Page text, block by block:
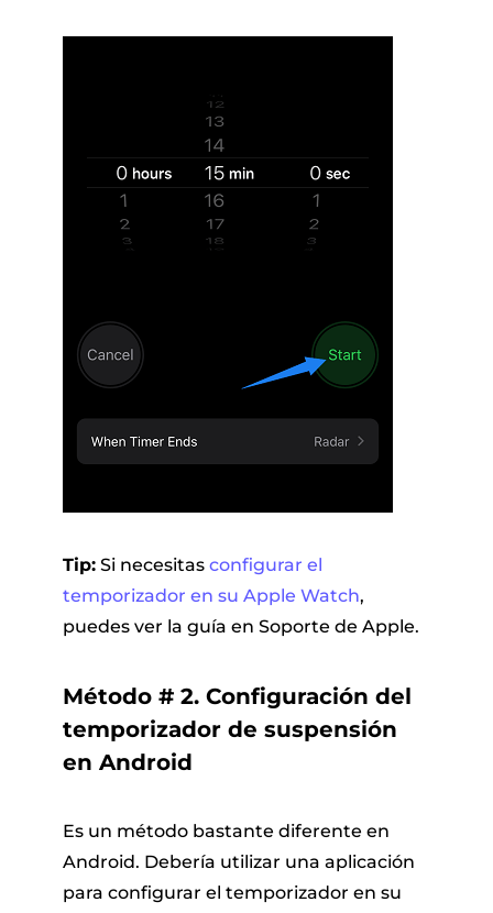
Tip:Si necesitas configurar el
temporizador en su Apple Watch,
puedes ver la guía en Soporte de Apple.
Método # 2. Configuración del
temporizador de suspensión
en Android
Es un método bastante diferente en
Android. Debería utilizar una aplicación
para configurar el temporizador en su